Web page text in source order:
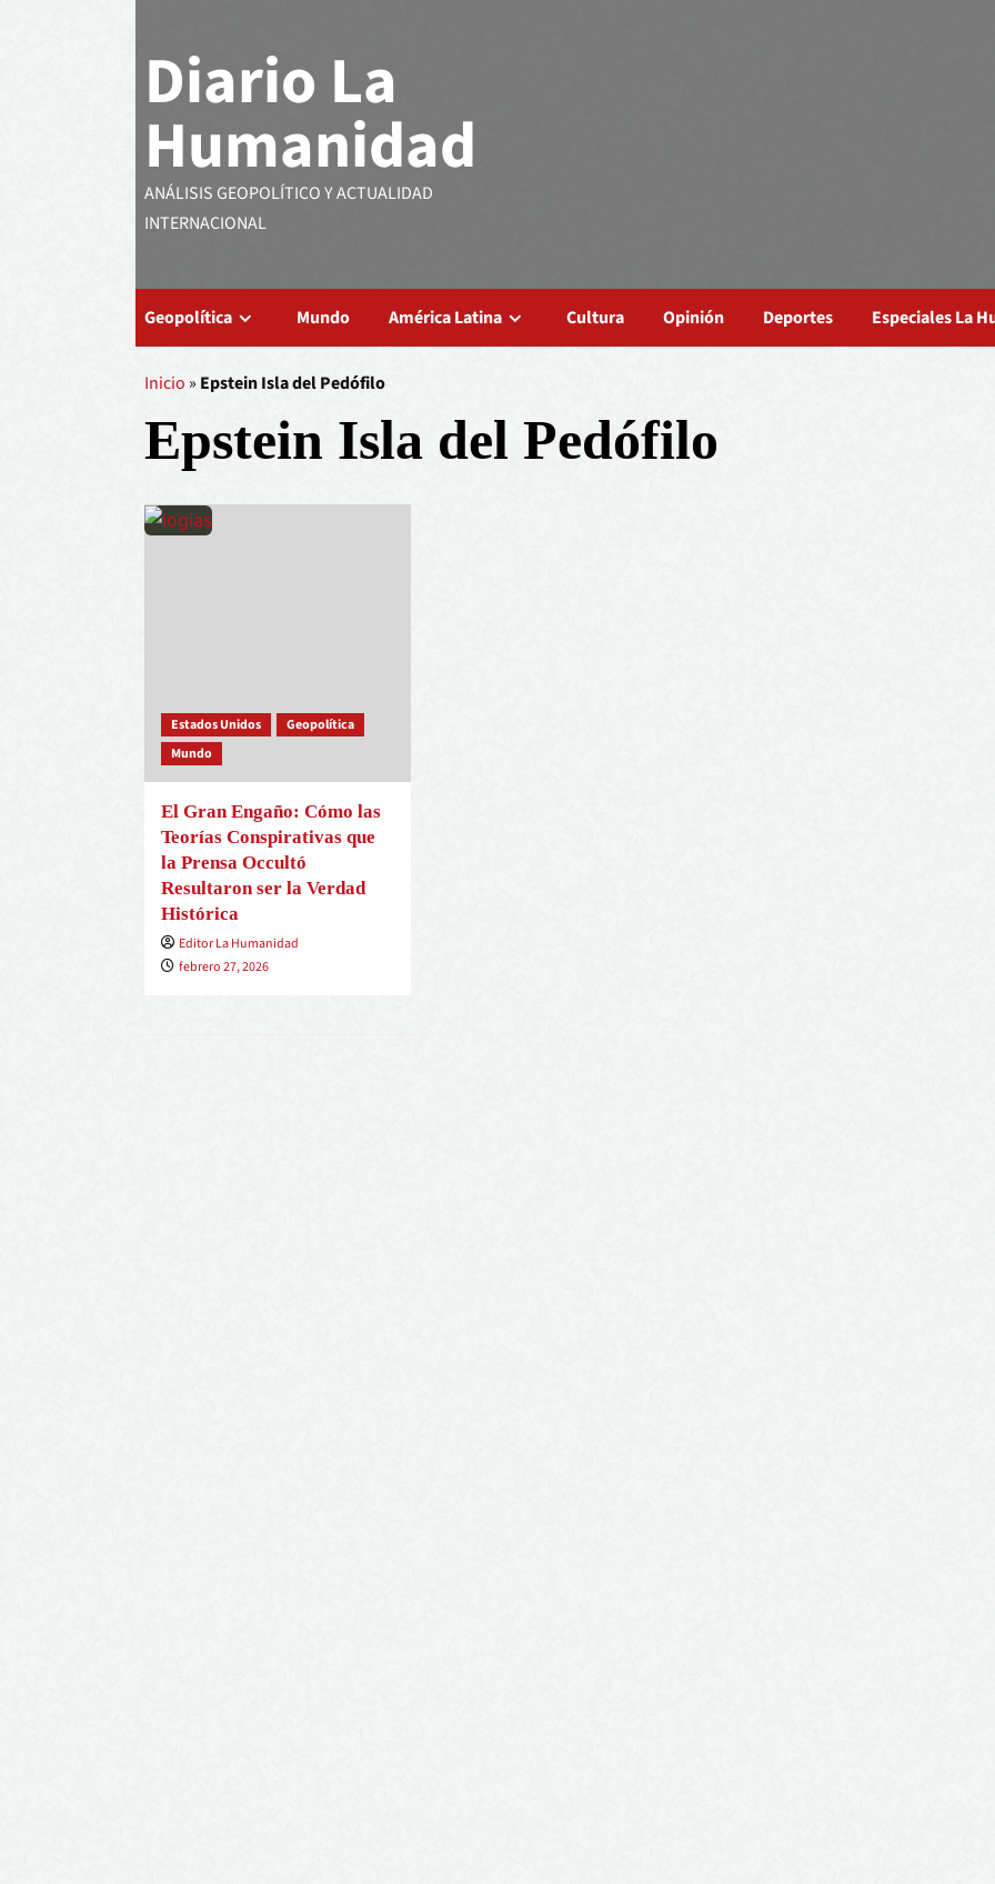
Diario La
Humanidad
ANÁLISIS GEOPOLÍTICO Y ACTUALIDAD
INTERNACIONAL
Geopolítica Mundo América Latina Cultura Opinión Deportes Especiales La
Inicio » Epstein Isla del Pedófilo
Epstein Isla del Pedófilo
Estados Unidos
Geopolítica
Mundo
El Gran Engaño: Cómo las
Teorías Conspirativas que
la Prensa Occultó
Resultaron ser la Verdad
Histórica
Editor La Humanidad
febrero 27, 2026